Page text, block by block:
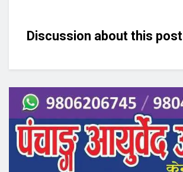
Discussion about this post